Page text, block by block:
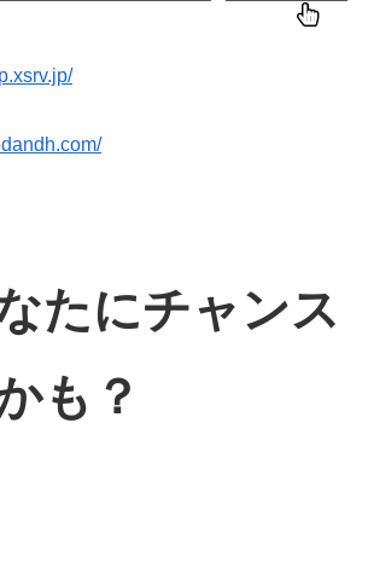
たにチャンス
も？